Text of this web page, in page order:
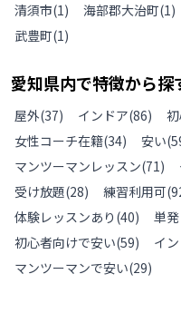
清須市(1) 海部郡大治町(1)
武豊町(1)
愛知県内で特徴から探
屋外(37) インドア(86)
女性コーチ在籍(34) 安い(
マンツーマンレッスン(71)
受け放題(28) 練習利用可(
体験レッスンあり (40) 単
初心者向けで安い(59) イ
マンツーマンで安い(29)